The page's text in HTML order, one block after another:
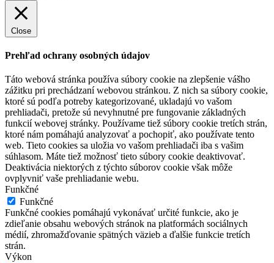
Close
Prehľad ochrany osobných údajov
Táto webová stránka používa súbory cookie na zlepšenie vášho
zážitku pri prechádzaní webovou stránkou. Z nich sa súbory cookie,
ktoré sú podľa potreby kategorizované, ukladajú vo vašom
prehliadači, pretože sú nevyhnutné pre fungovanie základných
funkcií webovej stránky. Používame tiež súbory cookie tretích strán,
ktoré nám pomáhajú analyzovať a pochopiť, ako používate tento
web. Tieto cookies sa uložia vo vašom prehliadači iba s vašim
súhlasom. Máte tiež možnosť tieto súbory cookie deaktivovať.
Deaktivácia niektorých z týchto súborov cookie však môže
ovplyvniť vaše prehliadanie webu.
Funkčné
Funkčné
Funkčné cookies pomáhajú vykonávať určité funkcie, ako je
zdieľanie obsahu webových stránok na platformách sociálnych
médií, zhromažďovanie spätných väzieb a ďalšie funkcie tretích
strán.
Výkon